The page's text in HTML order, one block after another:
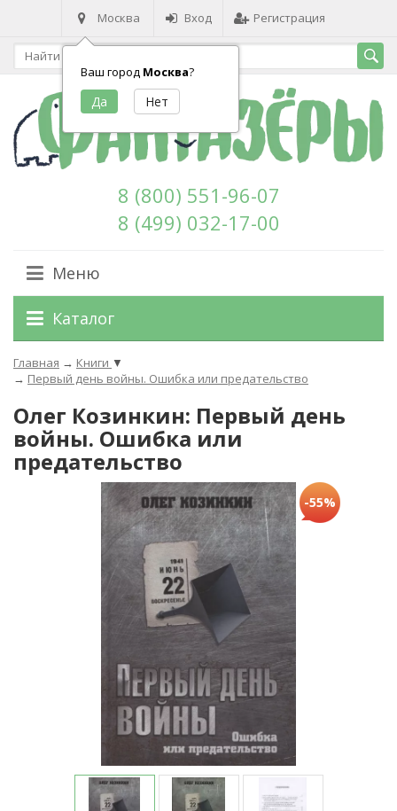
Москва
Ваш город Москва?
Вход Регистрация
8 (800) 551-96-07
8 (499) 032-17-00
Меню
Каталог
Главная → Книги ▼
→ Первый день войны. Ошибка или предательство
Олег Козинкин: Первый день
войны. Ошибка или
предательство
-55%